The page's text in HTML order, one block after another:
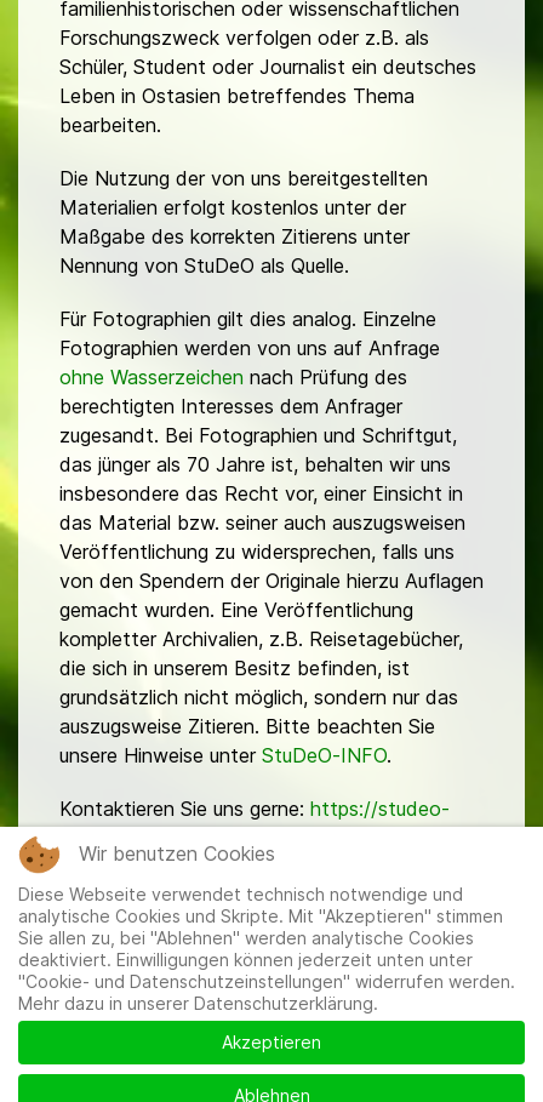
familienhistorischen oder wissenschaftlichen
Forschungszweck verfolgen oder z.B. als
Schüler, Student oder Journalist ein deutsches
Leben in Ostasien betreffendes Thema
bearbeiten.
Die Nutzung der von uns bereitgestellten
Materialien erfolgt kostenlos unter der
Maßgabe des korrekten Zitierens unter
Nennung von StuDeO als Quelle.
Für Fotographien gilt dies analog. Einzelne
Fotographien werden von uns auf Anfrage
ohne Wasserzeichen nach Prüfung des
berechtigten Interesses dem Anfrager
zugesandt. Bei Fotographien und Schriftgut,
das jünger als 70 Jahre ist, behalten wir uns
insbesondere das Recht vor, einer Einsicht in
das Material bzw. seiner auch auszugsweisen
Veröffentlichung zu widersprechen, falls uns
von den Spendern der Originale hierzu Auflagen
gemacht wurden. Eine Veröffentlichung
kompletter Archivalien, z.B. Reisetagebücher,
die sich in unserem Besitz befinden, ist
grundsätzlich nicht möglich, sondern nur das
auszugsweise Zitieren. Bitte beachten Sie
unsere Hinweise unter StuDeO-INFO.
Kontaktieren Sie uns gerne: https://studeo-
Mitglieder|Impressum|Datenschutzerklärung|Cookie-
und Datenschutzeinstellungen
Wir benutzen Cookies
Diese Webseite verwendet technisch notwendige und
analytische Cookies und Skripte. Mit "Akzeptieren" stimmen
Sie allen zu, bei "Ablehnen" werden analytische Cookies
deaktiviert. Einwilligungen können jederzeit unten unter
"Cookie- und Datenschutzeinstellungen" widerrufen werden.
Mehr dazu in unserer Datenschutzerklärung.
Akzeptieren
Ablehnen